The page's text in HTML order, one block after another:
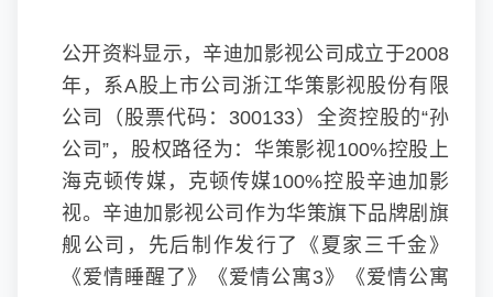
公开资料显示，辛迪加影视公司成立于2008
年，系A股上市公司浙江华策影视股份有限
公司（股票代码：300133）全资控股的“孙
公司”，股权路径为：华策影视100%控股上
海克顿传媒，克顿传媒100%控股辛迪加影
视。辛迪加影视公司作为华策旗下品牌剧旗
舰公司，先后制作发行了《夏家三千金》
《爱情睡醒了》《爱情公寓3》《爱情公寓